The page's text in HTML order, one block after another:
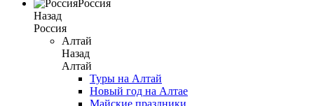
Россия
Назад
Россия
Алтай
Назад
Алтай
Туры на Алтай
Новый год на Алтае
Майские праздники